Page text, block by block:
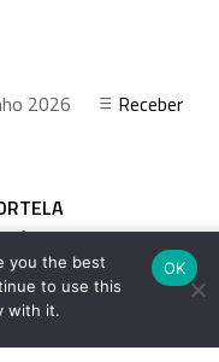
2026 Receber
you the best
to use this
with it.
OK